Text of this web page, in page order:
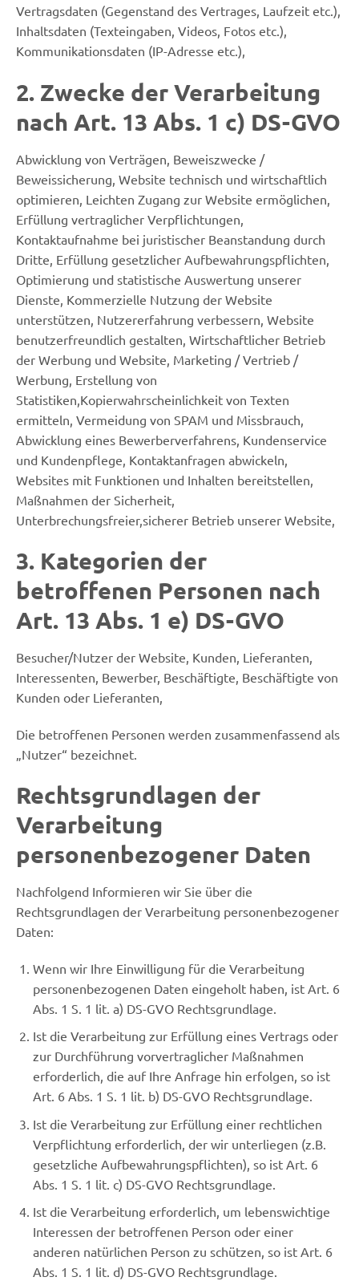
Vertragsdaten (Gegenstand des Vertrages, Laufzeit etc.),
Inhaltsdaten (Texteingaben, Videos, Fotos etc.),
Kommunikationsdaten (IP-Adresse etc.),
2. Zwecke der Verarbeitung
nach Art. 13 Abs. 1 c) DS-GVO
Abwicklung von Verträgen, Beweiszwecke /
Beweissicherung, Website technisch und wirtschaftlich
optimieren, Leichten Zugang zur Website ermöglichen,
Erfüllung vertraglicher Verpflichtungen,
Kontaktaufnahme bei juristischer Beanstandung durch
Dritte, Erfüllung gesetzlicher Aufbewahrungspflichten,
Optimierung und statistische Auswertung unserer
Dienste, Kommerzielle Nutzung der Website
unterstützen, Nutzererfahrung verbessern, Website
benutzerfreundlich gestalten, Wirtschaftlicher Betrieb
der Werbung und Website, Marketing / Vertrieb /
Werbung, Erstellung von
Statistiken,Kopierwahrscheinlichkeit von Texten
ermitteln, Vermeidung von SPAM und Missbrauch,
Abwicklung eines Bewerberverfahrens, Kundenservice
und Kundenpflege, Kontaktanfragen abwickeln,
Websites mit Funktionen und Inhalten bereitstellen,
Maßnahmen der Sicherheit,
Unterbrechungsfreier,sicherer Betrieb unserer Website,
3. Kategorien der
betroffenen Personen nach
Art. 13 Abs. 1 e) DS-GVO
Besucher/Nutzer der Website, Kunden, Lieferanten,
Interessenten, Bewerber, Beschäftigte, Beschäftigte von
Kunden oder Lieferanten,
Die betroffenen Personen werden zusammenfassend als
„Nutzer“ bezeichnet.
Rechtsgrundlagen der
Verarbeitung
personenbezogener Daten
Nachfolgend Informieren wir Sie über die
Rechtsgrundlagen der Verarbeitung personenbezogener
Daten:
Wenn wir Ihre Einwilligung für die Verarbeitung
personenbezogenen Daten eingeholt haben, ist Art. 6
Abs. 1 S. 1 lit. a) DS-GVO Rechtsgrundlage.
Ist die Verarbeitung zur Erfüllung eines Vertrags oder
zur Durchführung vorvertraglicher Maßnahmen
erforderlich, die auf Ihre Anfrage hin erfolgen, so ist
Art. 6 Abs. 1 S. 1 lit. b) DS-GVO Rechtsgrundlage.
Ist die Verarbeitung zur Erfüllung einer rechtlichen
Verpflichtung erforderlich, der wir unterliegen (z.B.
gesetzliche Aufbewahrungspflichten), so ist Art. 6
Abs. 1 S. 1 lit. c) DS-GVO Rechtsgrundlage.
Ist die Verarbeitung erforderlich, um lebenswichtige
Interessen der betroffenen Person oder einer
anderen natürlichen Person zu schützen, so ist Art. 6
Abs. 1 S. 1 lit. d) DS-GVO Rechtsgrundlage.